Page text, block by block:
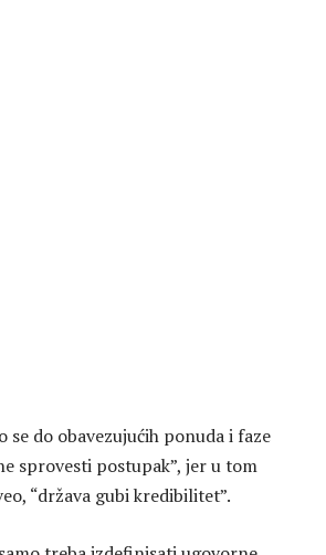
se do obavezujućih ponuda i faze
sprovesti postupak”, jer u tom
“država gubi kredibilitet”.